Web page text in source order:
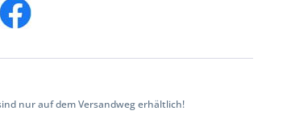
nur auf dem Versandweg erhältlich!